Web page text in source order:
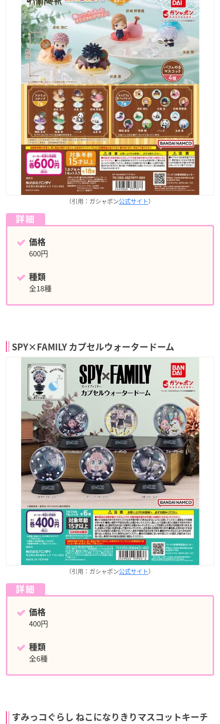
（引用：ガシャポン公式サイト）
詳細
価格
600円
種類
全18種
SPY×FAMILY カプセルウォータードーム
（引用：ガシャポン公式サイト）
詳細
価格
400円
種類
全6種
すみっコぐらし ねこになりきりマスコットキーチ